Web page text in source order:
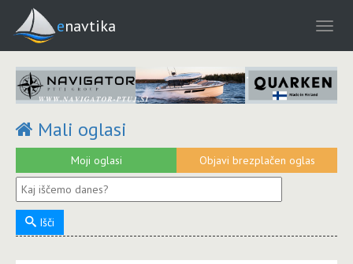
enavtika
Mali oglasi
Objavi brezplačen oglas
Moji oglasi
Išči